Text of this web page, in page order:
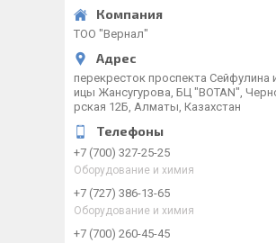
ТОО "Вернал"
перекресток проспекта Сейфулина
ицы Жансугурова, БЦ "BOTAN",
рская 12Б, Алматы, Казахстан
+7 (700) 327-25-25
Оборудование и химия
+7 (727) 386-13-65
Оборудование и химия
+7 (700) 260-45-45